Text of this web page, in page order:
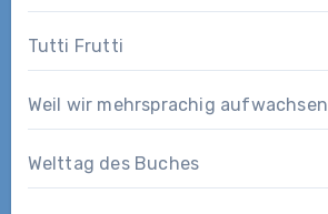
Tutti Frutti
Weil wir mehrsprachig aufwachsen
Welttag des Buches